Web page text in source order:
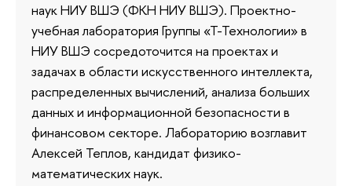
наук НИУ ВШЭ (ФКН НИУ ВШЭ). Проектно-
учебная лаборатория Группы «Т-Технологии» в
НИУ ВШЭ сосредоточится на проектах и
задачах в области искусственного интеллекта,
распределенных вычислений, анализа больших
данных и информационной безопасности в
финансовом секторе. Лабораторию возглавит
Алексей Теплов, кандидат физико-
математических наук.